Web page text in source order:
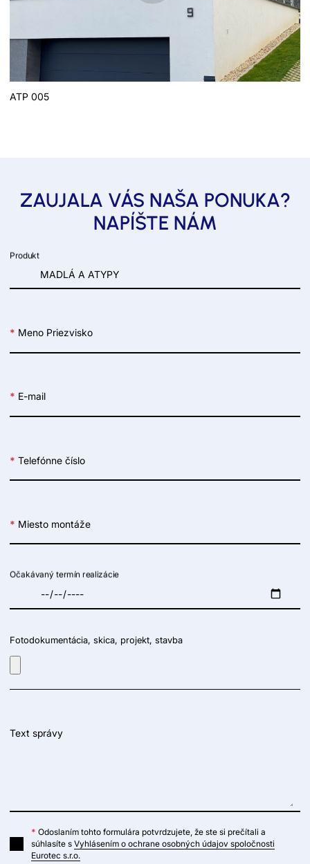
ATP 005
ZAUJALA VÁS NAŠA PONUKA?
NAPÍŠTE NÁM
Produkt
* Meno Priezvisko
* E-mail
* Telefónne číslo
* Miesto montáže
Očakávaný termín realizácie
Fotodokumentácia, skica, projekt, stavba
Text správy
* Odoslaním tohto formulára potvrdzujete, že ste si prečítali a
súhlasíte s Vyhlásením o ochrane osobných údajov spoločnosti
Eurotec s.r.o.